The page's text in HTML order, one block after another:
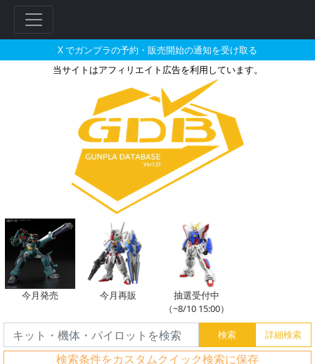
X でガンプラの予約・販売開始の通知を受け取る
当サイトはアフィリエイト広告を利用しています。
HGUC 1/144 ドム/リック・ドム
今月発売 今月再販
抽選受付中
（~8/10 15:00）
検索条件をカスタムクイック検索に保存